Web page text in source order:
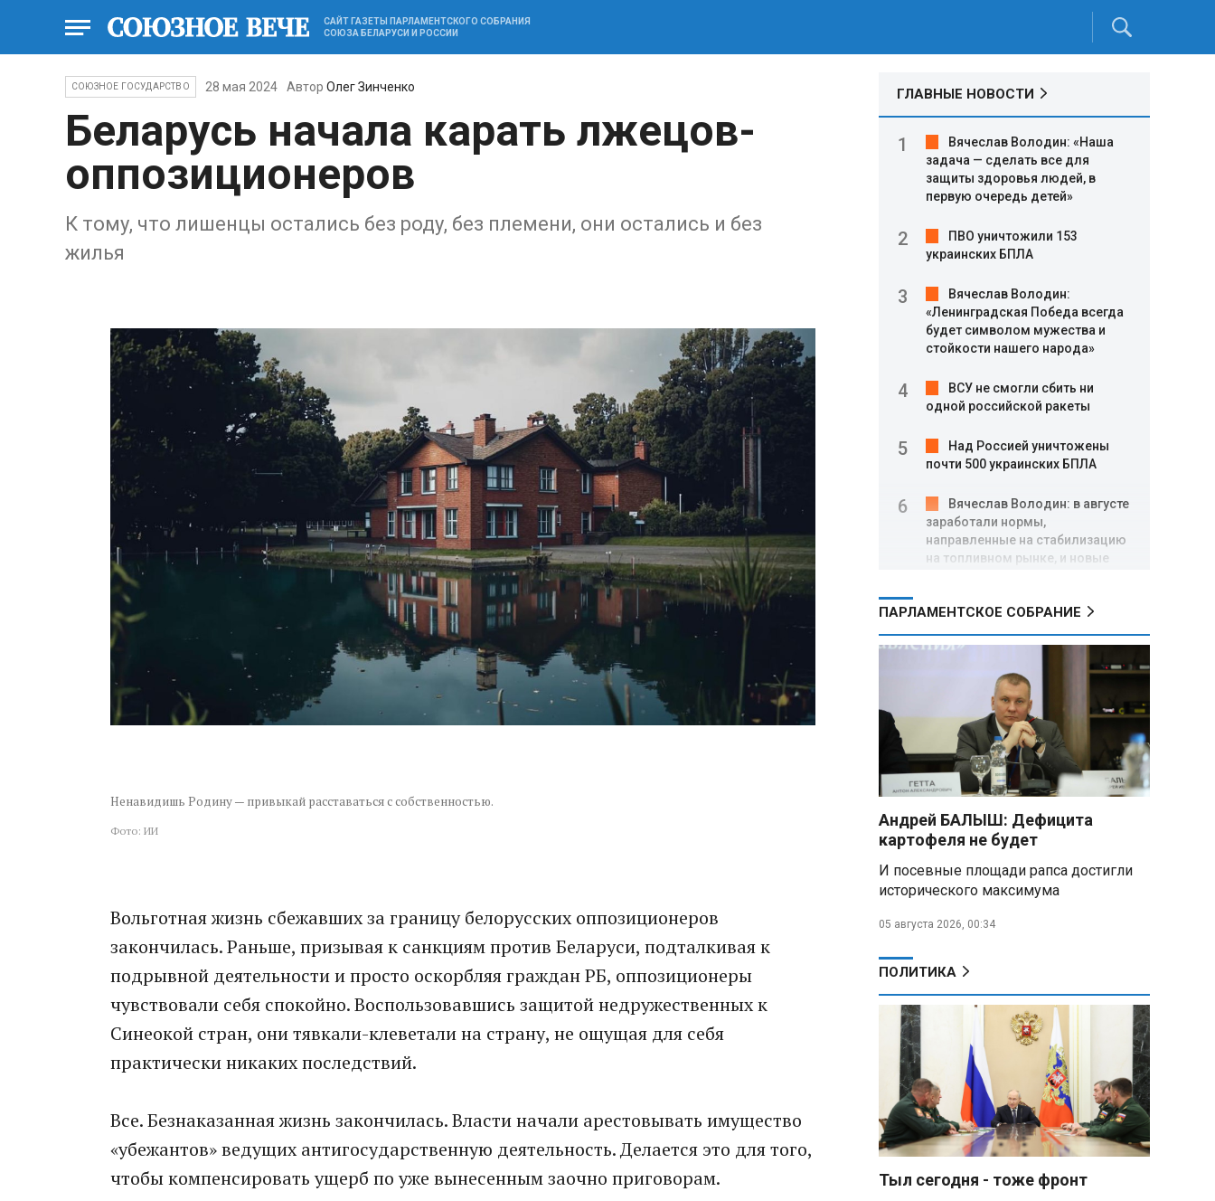
САЙТ ГАЗЕТЫ ПАРЛАМЕНТСКОГО СОБРАНИЯ
СОЮЗА БЕЛАРУСИ И РОССИИ
СОЮЗНОЕ ГОСУДАРСТВО 28 мая 2024 Автор Олег Зинченко
Беларусь начала карать лжецов-
оппозиционеров
К тому, что лишенцы остались без роду, без племени, они остались и без
жилья
Ненавидишь Родину — привыкай расставаться с собственностью.
Фото: ИИ
Вольготная жизнь сбежавших за границу белорусских оппозиционеров
закончилась. Раньше, призывая к санкциям против Беларуси, подталкивая к
подрывной деятельности и просто оскорбляя граждан РБ, оппозиционеры
чувствовали себя спокойно. Воспользовавшись защитой недружественных к
Синеокой стран, они тявкали-клеветали на страну, не ощущая для себя
практически никаких последствий.
Все. Безнаказанная жизнь закончилась. Власти начали арестовывать имущество
«убежантов» ведущих антигосударственную деятельность. Делается это для того,
чтобы компенсировать ущерб по уже вынесенным заочно приговорам.
ГЛАВНЫЕ НОВОСТИ
Вячеслав Володин: «Наша
задача — сделать все для
защиты здоровья людей, в
первую очередь детей»
ПВО уничтожили 153
украинских БПЛА
Вячеслав Володин:
«Ленинградская Победа всегда
будет символом мужества и
стойкости нашего народа»
ВСУ не смогли сбить ни
одной российской ракеты
Над Россией уничтожены
почти 500 украинских БПЛА
Вячеслав Володин: в августе
заработали нормы,
направленные на стабилизацию
на топливном рынке, и новые
Александр Лукашенко о
торговых сетях: Почему к
сельчанам вышли только
Премьер Литвы призвал не
пугать людей угрозой со
стороны РФ
подарили белорусский бинокль,
изготовленный по стандартам
В Белгородской области при
еще четыре человека
Александр Лукашенко о
работе Белкоопсоюза: «Если это
так, это жуть»
Минск возглавил рейтинг
самых популярных зарубежных
городов у российских туристов
Минобороны РФ: при
освобождении Анискино ВСУ
военных сдалась в плен
ПАРЛАМЕНТСКОЕ СОБРАНИЕ
Андрей БАЛЫШ: Дефицита
картофеля не будет
И посевные площади рапса достигли
исторического максимума
05 августа 2026, 00:34
ПОЛИТИКА
Тыл сегодня - тоже фронт